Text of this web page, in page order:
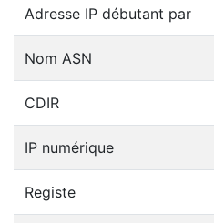
Adresse IP débutant par
Nom ASN
CDIR
IP numérique
Registe